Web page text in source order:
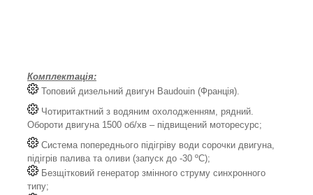
Комплектація:
Топовий дизельний двигун Baudouin (Франція).
Чотиритактний з водяним охолодженням, рядний.
Обороти двигуна 1500 об/хв – підвищений моторесурс;
Система попереднього підігріву води сорочки двигуна,
підігрів палива та оливи (запуск до -30 ºС);
Безщітковий генератор змінного струму синхронного
типу;